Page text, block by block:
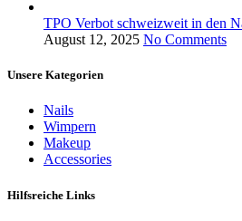
TPO Verbot schweizweit in den
August 12, 2025 No Comments
Unsere Kategorien
Nails
Wimpern
Makeup
Accessories
Hilfsreiche Links